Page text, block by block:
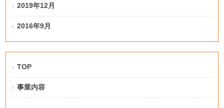
2019年12月
2016年9月
TOP
事業内容